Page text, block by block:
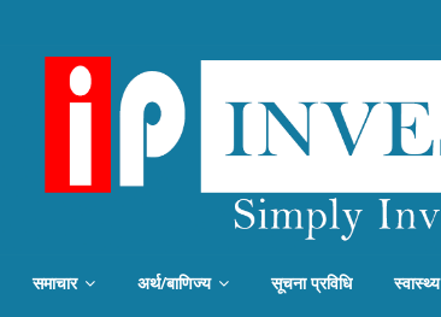
समाचार अर्थ/बाणिज्य सूचना प्रविधि स्वास्थ्य